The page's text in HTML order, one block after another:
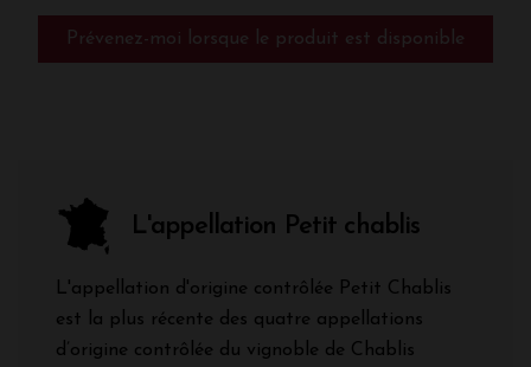
Prévenez-moi lorsque le produit est disponible
L'appellation Petit chablis
L'appellation d'origine contrôlée Petit Chablis
est la plus récente des quatre appellations
d’origine contrôlée du vignoble de Chablis